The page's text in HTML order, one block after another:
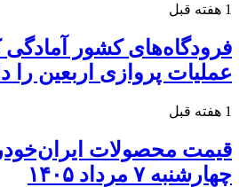
1 هفته قبل
فرودگاه‌های کشور
عملیات پروازی اربعین را
1 هفته قبل
قیمت محصولات
چهارشنبه ۷ مرداد ۱۴۰۵